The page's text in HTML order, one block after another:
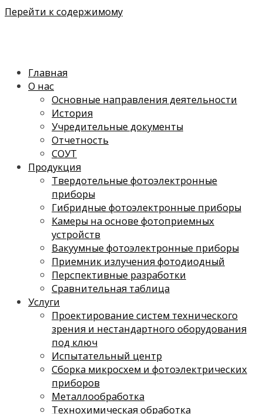
Перейти к содержимому
Главная
О нас
Основные направления деятельности
История
Учредительные документы
Отчетность
СОУТ
Продукция
Твердотельные фотоэлектронные
приборы
Гибридные фотоэлектронные приборы
Камеры на основе фотоприемных
устройств
Вакуумные фотоэлектронные приборы
Приемник излучения фотодиодный
Перспективные разработки
Сравнительная таблица
Услуги
Проектирование систем технического
зрения и нестандартного оборудования
под ключ
Испытательный центр
Сборка микросхем и фотоэлектрических
приборов
Металлообработка
Технохимическая обработка